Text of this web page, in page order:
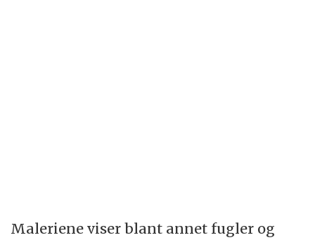
Maleriene viser blant annet fugler og